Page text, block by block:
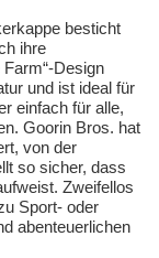
besticht
ihre
Design
und ist ideal für
einfach für alle,
Goorin Bros. hat
von der
so sicher, dass
Zweifellos
Sport- oder
abenteuerlichen